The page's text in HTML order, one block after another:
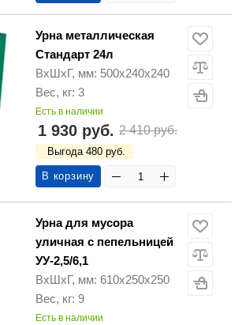
Урна металлическая
Стандарт 24л
ВхШхГ, мм: 500х240х240
Вес, кг: 3
Есть в наличии
1 930 руб. 2 410 руб.
Выгода 480 руб.
В корзину
Урна для мусора
уличная с пепельницей
УУ-2,5/6,1
ВхШхГ, мм: 610х250х250
Вес, кг: 9
Есть в наличии